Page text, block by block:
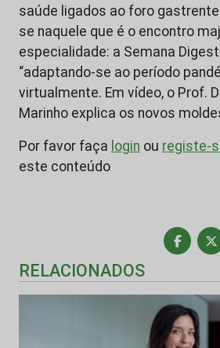
saúde ligados ao foro
se naquele que é o encontro
especialidade: a Semana
“adaptando-se ao período
virtualmente. Em vídeo, o Prof.
Marinho explica os novos
Por favor faça login ou registe-
este conteúdo
RELACIONADOS